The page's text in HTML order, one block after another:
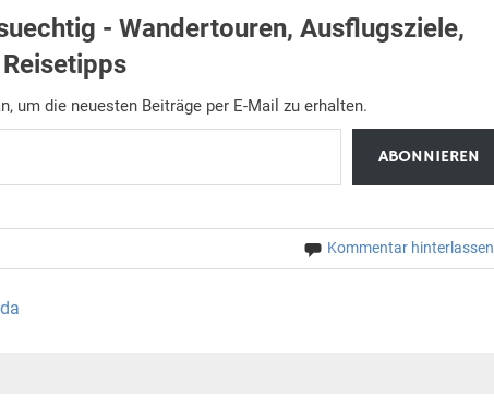
- Wandertouren, Ausflugsziele,
Reisetipps
um die neuesten Beiträge per E-Mail zu erhalten.
ABONNIEREN
Kommentar hinterlassen